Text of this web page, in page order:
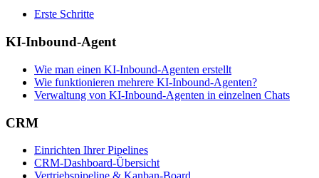
Erste Schritte
KI-Inbound-Agent
Wie man einen KI-Inbound-Agenten erstellt
Wie funktionieren mehrere KI-Inbound-Agenten?
Verwaltung von KI-Inbound-Agenten in einzelnen Chats
CRM
Einrichten Ihrer Pipelines
CRM-Dashboard-Übersicht